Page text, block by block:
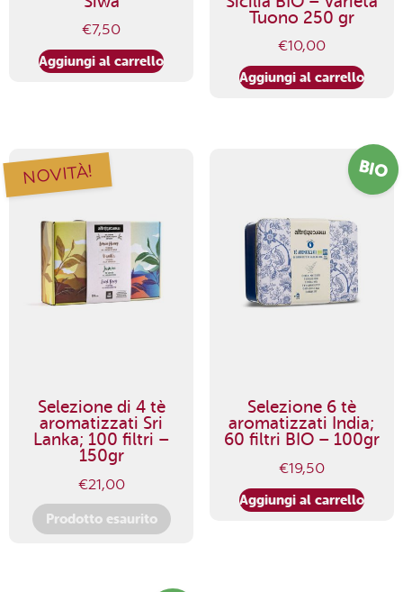
€7,50
Aggiungi al carrello
Tuono 250 gr
€10,00
Aggiungi al carrello
NOVITÀ!
Selezione di 4 tè
aromatizzati Sri
Lanka; 100 filtri –
150gr
€21,00
Prodotto esaurito
BIO
Selezione 6 tè
aromatizzati India;
60 filtri BIO – 100gr
€19,50
Aggiungi al carrello